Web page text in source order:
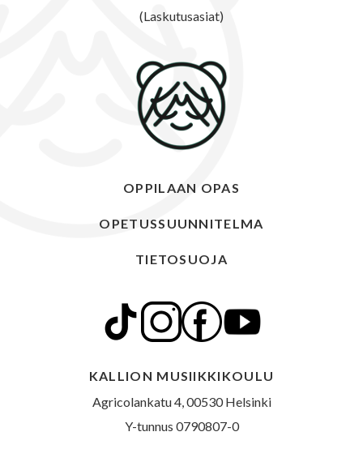
(Laskutusasiat)
OPPILAAN OPAS
OPETUSSUUNNITELMA
TIETOSUOJA
KALLION MUSIIKKIKOULU
Agricolankatu 4, 00530 Helsinki
Y-tunnus 0790807-0